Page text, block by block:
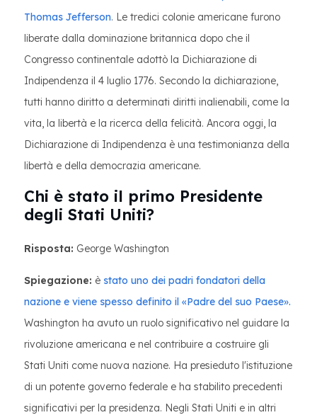
Thomas Jefferson. Le tredici colonie americane furono
liberate dalla dominazione britannica dopo che il
Congresso continentale adottò la Dichiarazione di
Indipendenza il 4 luglio 1776. Secondo la dichiarazione,
tutti hanno diritto a determinati diritti inalienabili, come la
vita, la libertà e la ricerca della felicità. Ancora oggi, la
Dichiarazione di Indipendenza è una testimonianza della
libertà e della democrazia americane.
Chi è stato il primo Presidente
degli Stati Uniti?
Risposta: George Washington
Spiegazione: è stato uno dei padri fondatori della
nazione e viene spesso definito il «Padre del suo Paese».
Washington ha avuto un ruolo significativo nel guidare la
rivoluzione americana e nel contribuire a costruire gli
Stati Uniti come nuova nazione. Ha presieduto l'istituzione
di un potente governo federale e ha stabilito precedenti
significativi per la presidenza. Negli Stati Uniti e in altri